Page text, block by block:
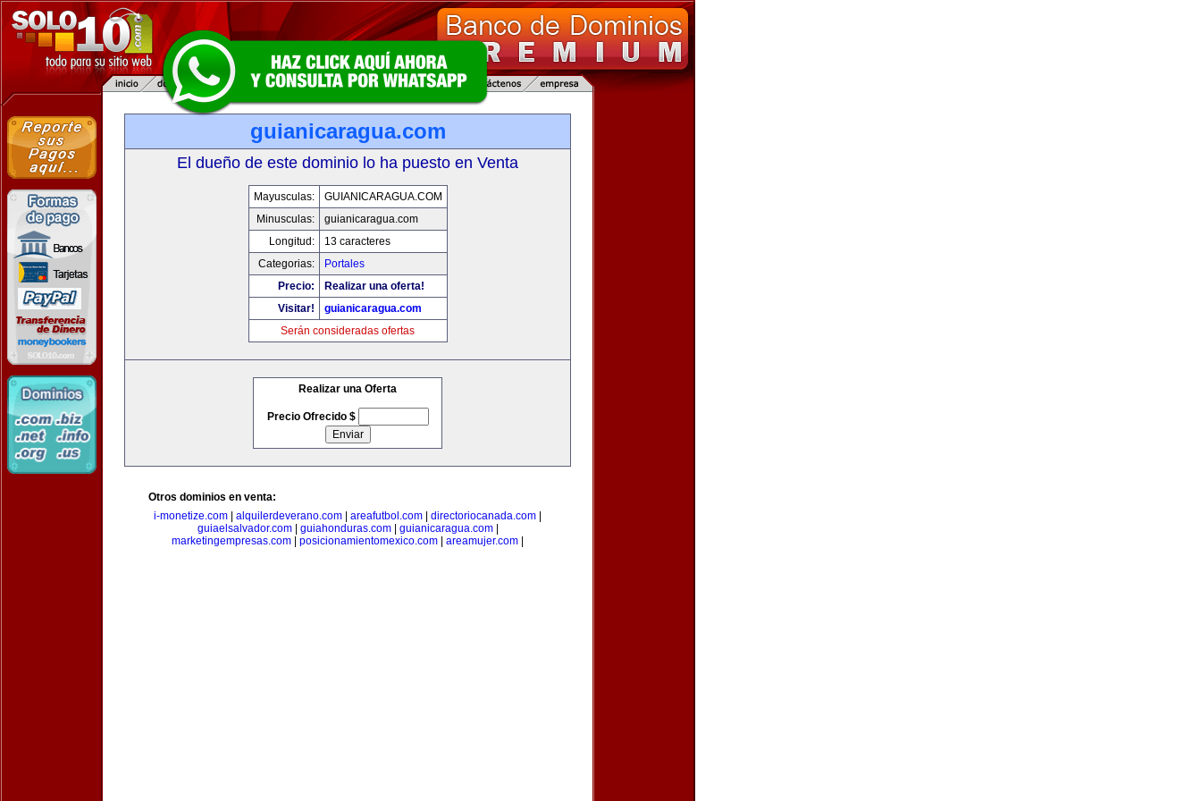
guianicaragua.com
El dueño de este dominio lo ha puesto en Venta
Mayusculas:
GUIANICARAGUA.COM
Minusculas:
guianicaragua.com
Longitud:
13 caracteres
Categorias:
Portales
Precio:
Realizar una oferta!
Visitar!
guianicaragua.com
Serán consideradas ofertas
Realizar una Oferta
Precio Ofrecido $
Otros dominios en venta:
i-monetize.com
alquilerdeverano.com areafutbol.com directoriocanada.com
guiaelsalvador.com| guiahonduras.com| guianicaragua.com|
marketingempresas.com
posicionamientomexico.com areamujer.com